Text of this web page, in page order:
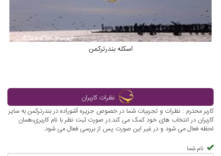
اسکله بندرترکمن
نظرات کاربران
کاربر محترم : نظرات و تجربیات شما در خصوص جزیره آشوراده در بندرترکمن به سایر
کاربران در انتخاب های خود کمک می کند.در صورت ثبت نظر با نام کاربری،همان
لحظه فعال می شود و در غیر این صورت پس از بررسی فعال می شود.
نام شما